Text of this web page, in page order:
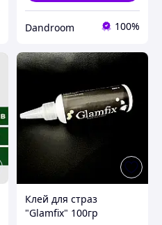
Dandroom 100%
Клей для страз
"Glamfix" 100гр